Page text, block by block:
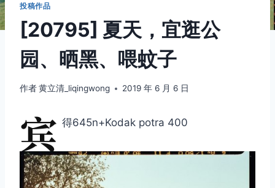
投稿作品
[20795] 夏天，宜逛公
园、晒黑、喂蚊子
作者黄立清_liqingwong 2019 年 6 月 6 日
宾 得645n+Kodak potra 400